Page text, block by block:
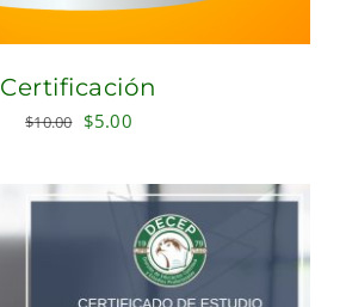
Certificación
$10.00 Original
$10.00.
$5.00Current
is:
$5.00.